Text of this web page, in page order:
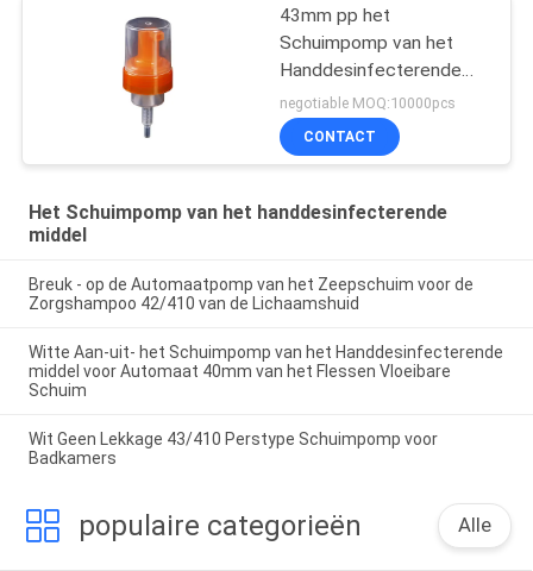
43mm pp het
Schuimpomp van het
Handdesinfecterende
middel
negotiable MOQ:10000pcs
CONTACT
Het Schuimpomp van het handdesinfecterende
middel
Breuk - op de Automaatpomp van het Zeepschuim voor de
Zorgshampoo 42/410 van de Lichaamshuid
Witte Aan-uit- het Schuimpomp van het Handdesinfecterende
middel voor Automaat 40mm van het Flessen Vloeibare
Schuim
Wit Geen Lekkage 43/410 Perstype Schuimpomp voor
Badkamers
populaire categorieën Alle